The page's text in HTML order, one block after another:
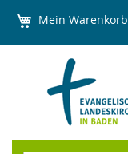
Mein Warenkorb
zum